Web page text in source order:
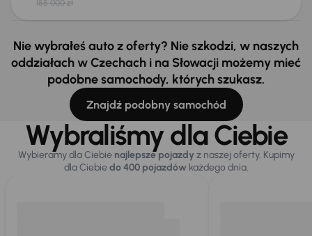
155 000 zł
Nie wybrałeś auto z oferty? Nie szkodzi, w naszych
oddziałach w Czechach i na Słowacji możemy mieć
podobne samochody, których szukasz.
Znajdź podobny samochód
Wybraliśmy dla Ciebie
Wybieramy dla Ciebie najlepsze pojazdy z naszej oferty. Kupimy
dla Ciebiedo 400 pojazdówkażdego dnia.